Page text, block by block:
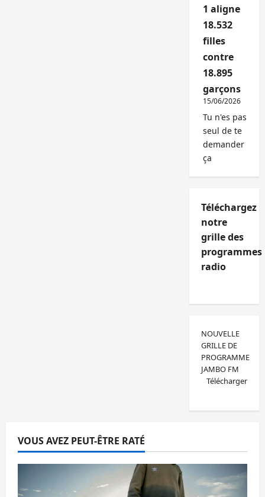
1 aligne
18.532
filles
contre
18.895
garçons
15/06/2026
Tu n'es pas
seul de te
demander
ça
Téléchargez
notre
grille des
programmes
radio
NOUVELLE
GRILLE DE
PROGRAMME
JAMBO FM
Télécharger
VOUS AVEZ PEUT-ÊTRE RATÉ